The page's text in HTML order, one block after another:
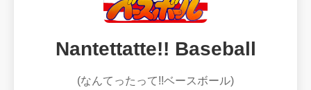
Nantettatte!! Baseball
(なんてったって!!ベースボール)